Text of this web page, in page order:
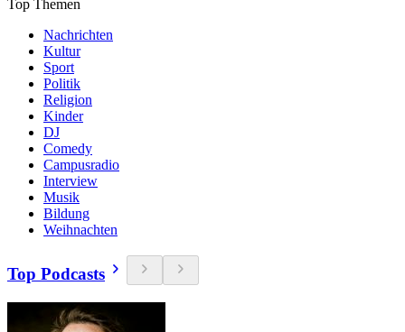
Top Themen
Nachrichten
Kultur
Sport
Politik
Religion
Kinder
DJ
Comedy
Campusradio
Interview
Musik
Bildung
Weihnachten
Top Podcasts